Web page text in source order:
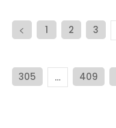
1 2 3
305
… 409